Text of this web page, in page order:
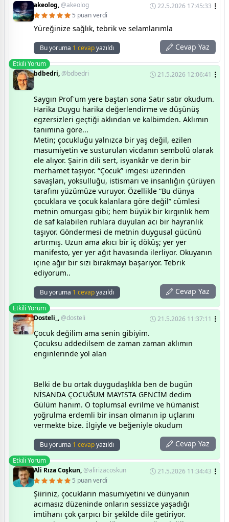
akeolog,@akeolog
22.5.2026 17:45:33
5 puan verdi
Yüreğinize sağlık, tebrik ve selamlarımla
Bu yoruma 1 cevapyazıldı Cevap Yaz
Etkili Yorum
bdbedri,@bdbedri 21.5.2026 12:06:41
Saygın Prof'um yere baştan sona Satır satır okudum.
Harika Duygu harika değerlendirme ve düşünüş
egzersizleri geçtiği aklından ve kalbimden. Aklımın
tanımına göre...
Metin; çocukluğu yalnızca bir yaş değil, ezilen
masumiyetin ve susturulan vicdanın sembolü olarak
ele alıyor. Şairin dili sert, isyankâr ve derin bir
merhamet taşıyor. “Çocuk” imgesi üzerinden
savaşları, yoksulluğu, istismarı ve insanlığın çürüyen
tarafını yüzümüze vuruyor. Özellikle “Bu dünya
çocuklara ve çocuk kalanlara göre değil” cümlesi
metnin omurgası gibi; hem büyük bir kırgınlık hem
de saf kalabilen ruhlara duyulan acı bir hayranlık
taşıyor. Göndermesi de metnin duygusal gücünü
artırmış. Uzun ama akıcı bir iç döküş; yer yer
manifesto, yer yer ağıt havasında ilerliyor. Okuyanın
içine ağır bir sızı bırakmayı başarıyor. Tebrik
ediyorum..
Bu yoruma 1 cevapyazıldı Cevap Yaz
Etkili Yorum
Dosteli_,@dosteli 21.5.2026 11:37:11
Çocuk değilim ama senin gibiyim.
Çocuksu addedilsem de zaman zaman aklımın
enginlerinde yol alan
Belki de bu ortak duygudaşlıkla ben de bugün
NİSANDA ÇOCUĞUM MAYISTA GENCİM dedim
Gülüm hanım. O toplumsal evrilme ve hümanist
yoğrulma erdemli bir insan olmanın ip uçlarını
vermekte bize. İlgiyle ve beğeniyle okudum
Bu yoruma 1 cevapyazıldı Cevap Yaz
Etkili Yorum
Ali Rıza Coşkun,@alirizacoskun
21.5.2026 11:34:43
5 puan verdi
Şiiriniz, çocukların masumiyetini ve dünyanın
acımasız düzeninde onların sessizce yaşadığı
imtihanı çok çarpıcı bir şekilde dile getiriyor.